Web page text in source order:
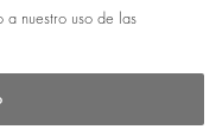
a nuestro uso de las